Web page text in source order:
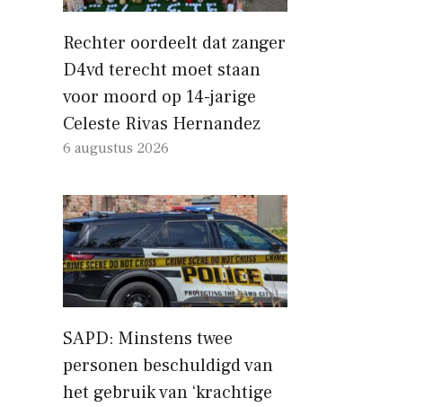
Rechter oordeelt dat zanger
D4vd terecht moet staan ​​
voor moord op 14-jarige
Celeste Rivas Hernandez
6 augustus 2026
SAPD: Minstens twee
personen beschuldigd van
het gebruik van ‘krachtige